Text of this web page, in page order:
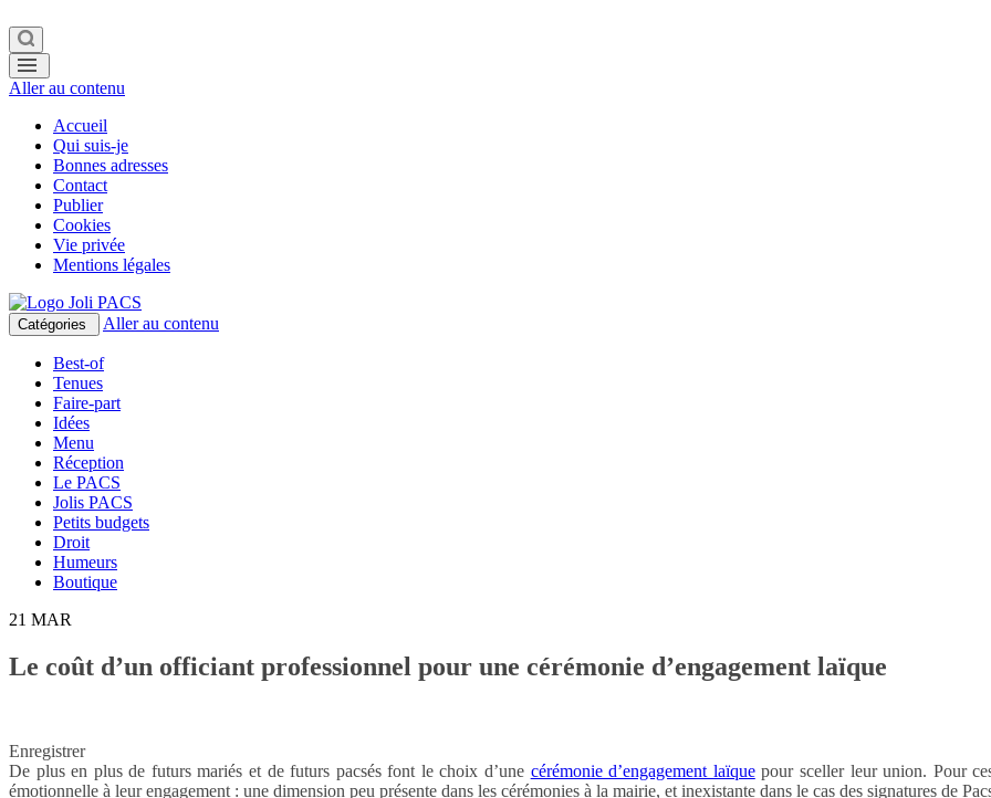
Aller au contenu
Accueil
Qui suis-je
Bonnes adresses
Contact
Publier
Cookies
Vie privée
Mentions légales
Catégories Aller au contenu
Best-of
Tenues
Faire-part
Idées
Menu
Réception
Le PACS
Jolis PACS
Petits budgets
Droit
Humeurs
Boutique
21 MAR
Le coût d’un officiant professionnel pour une cérémonie d’engagement laïque
Enregistrer
De plus en plus de futurs mariés et de futurs pacsés font le choix d’une cérémonie d’engagement laïquepour sceller leur union. Pour
émotionnelle à leur engagement : une dimension peu présente dans les cérémonies à la mairie, et inexistante dans le cas des signatures de